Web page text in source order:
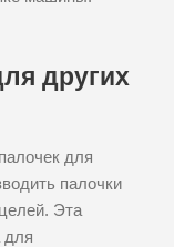
других
для
палочки
Эта
для